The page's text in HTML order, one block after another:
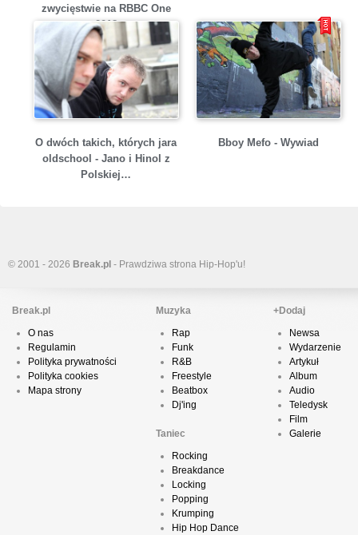
zwycięstwie na RBBC One
2018
O dwóch takich, których jara
oldschool - Jano i Hinol z
Polskiej…
Bboy Mefo - Wywiad
© 2001 - 2026 Break.pl - Prawdziwa strona Hip-Hop'u!
Break.pl
O nas
Regulamin
Polityka prywatności
Polityka cookies
Mapa strony
Muzyka
Rap
Funk
R&B
Freestyle
Beatbox
Dj'ing
Taniec
Rocking
Breakdance
Locking
Popping
Krumping
Hip Hop Dance
+Dodaj
Newsa
Wydarzenie
Artykuł
Album
Audio
Teledysk
Film
Galerie